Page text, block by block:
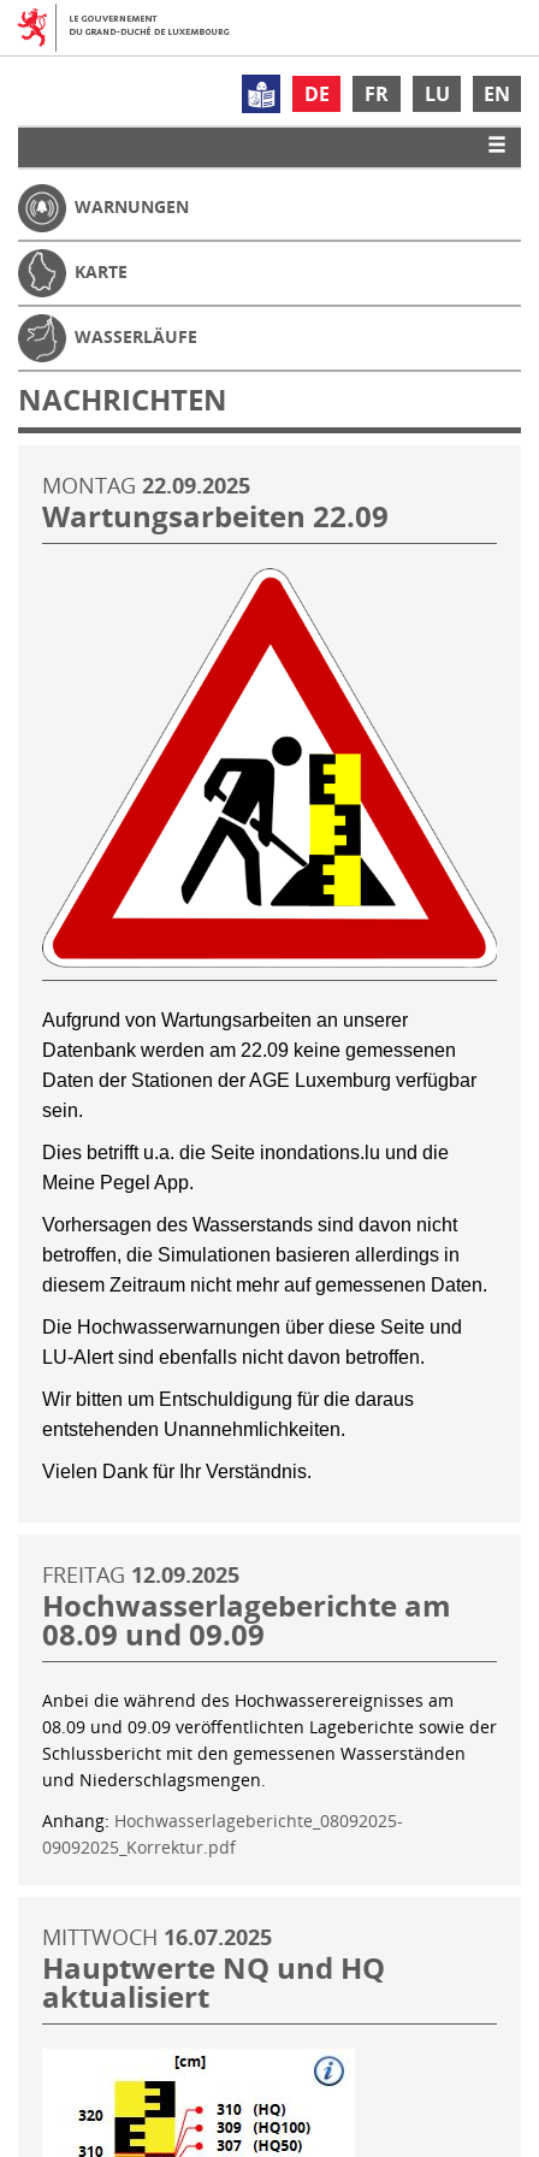
DE FR LU EN
WARNUNGEN
KARTE
WASSERLÄUFE
NACHRICHTEN
MONTAG 22.09.2025
Wartungsarbeiten 22.09
Aufgrund von Wartungsarbeiten an unserer
Datenbank werden am 22.09 keine gemessenen
Daten der Stationen der AGE Luxemburg verfügbar
sein.
Dies betrifft u.a. die Seite inondations.lu und die
Meine Pegel App.
Vorhersagen des Wasserstands sind davon nicht
betroffen, die Simulationen basieren allerdings in
diesem Zeitraum nicht mehr auf gemessenen Daten.
Die Hochwasserwarnungen über diese Seite und
LU-Alert sind ebenfalls nicht davon betroffen.
Wir bitten um Entschuldigung für die daraus
entstehenden Unannehmlichkeiten.
Vielen Dank für Ihr Verständnis.
FREITAG 12.09.2025
Hochwasserlageberichte am
08.09 und 09.09
Anbei die während des Hochwasserereignisses am
08.09 und 09.09 veröffentlichten Lageberichte sowie der
Schlussbericht mit den gemessenen Wasserständen
und Niederschlagsmengen.
Anhang: Hochwasserlageberichte_08092025-
09092025_Korrektur.pdf
MITTWOCH 16.07.2025
Hauptwerte NQ und HQ
aktualisiert